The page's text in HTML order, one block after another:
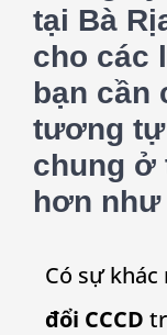
tại Bà
cho các
bạn cần
tương
chung ở
hơn như
Có sự
đổi CCCD